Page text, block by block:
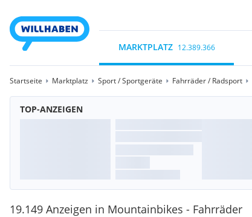
MARKTPLATZ 12.389.366
Startseite Marktplatz Sport / Sportgeräte Fahrräder / Radsport
TOP-ANZEIGEN
19.149 Anzeigen in Mountainbikes - Fahrräder